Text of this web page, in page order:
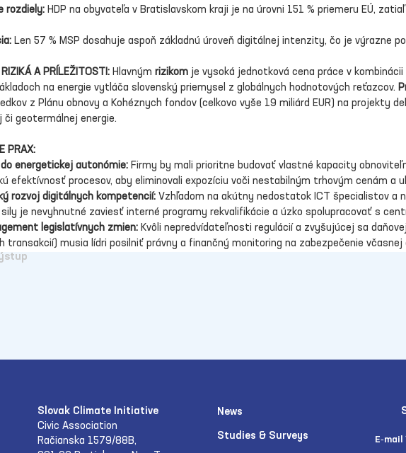
rozdiely: HDP na obyvateľa v Bratislavskom kraji je na úrovni 151 % priemeru EÚ,
Len 57 % MSP dosahuje aspoň základnú úroveň digitálnej intenzity, čo je výrazne
A PRÍLEŽITOSTI: Hlavným rizikom je vysoká jednotková cena práce v
na energie vytláča slovenský priemysel z globálnych hodnotových reťazcov.
z Plánu obnovy a Kohéznych fondov (celkovo vyše 19 miliárd EUR) na projekty
či geotermálnej energie.
PRAX:
energetickej autonómie: Firmy by mali prioritne budovať vlastné kapacity
efektívnosť procesov, aby eliminovali expozíciu voči nestabilným trhovým cenám a
rozvoj digitálnych kompetencií: Vzhľadom na akútny nedostatok ICT špecialistov a
je nevyhnutné zaviesť interné programy rekvalifikácie a úzko spolupracovať s
legislatívnych zmien: Kvôli nepredvídateľnosti regulácií a zvyšujúcej sa
transakcií) musia lídri posilniť právny a finančný monitoring na zabezpečenie včasnej
Slovak Climate Initiative
Civic Association
Račianska 1579/88B,
News
Studies & Surveys E‑mail